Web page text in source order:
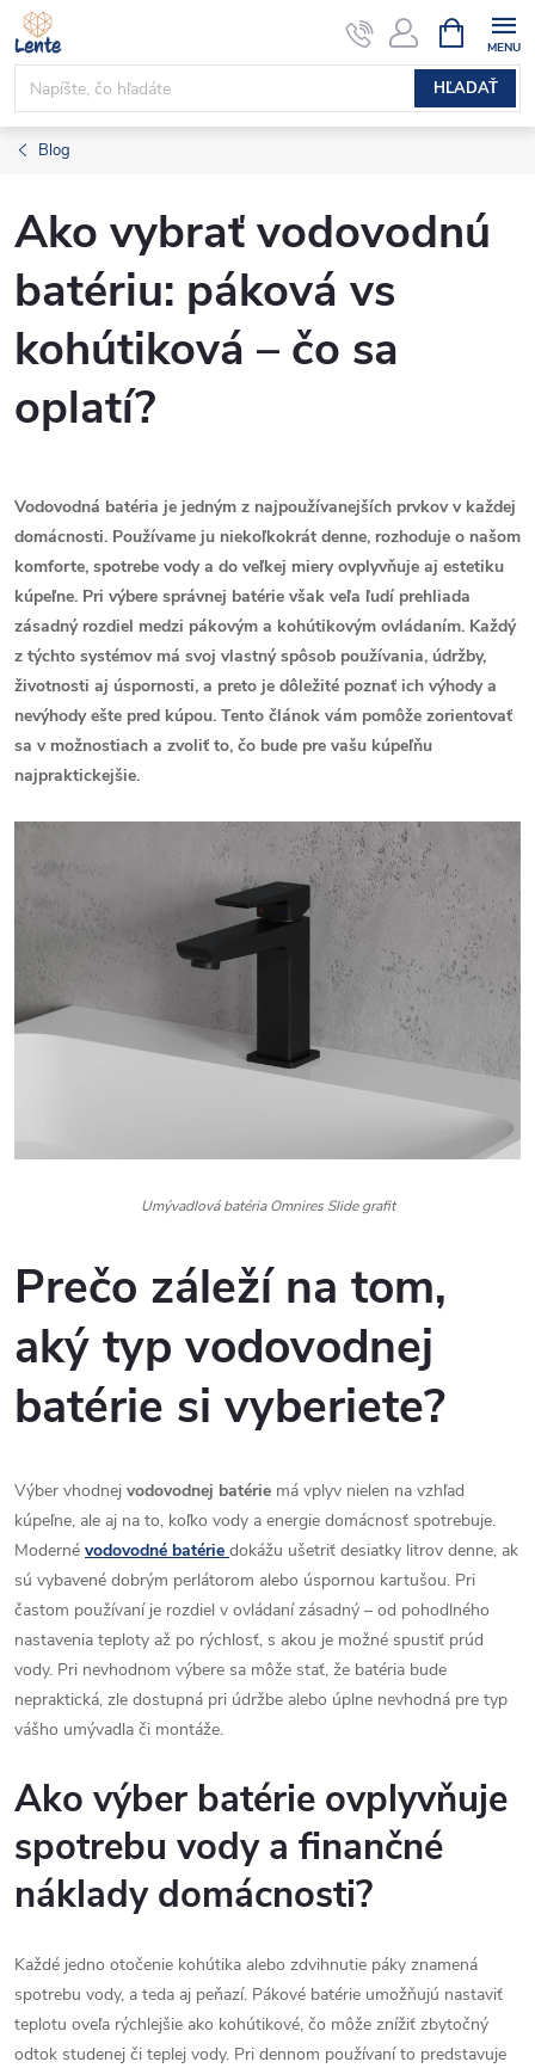
Prejsť
na
obsah
HĽADAŤ
KOŠÍK
Blog
Ako vybrať vodovodnú
batériu: páková vs
kohútiková – čo sa
oplatí?
Vodovodná batéria je jedným z najpoužívanejších prvkov v každej
domácnosti. Používame ju niekoľkokrát denne, rozhoduje o našom
komforte, spotrebe vody a do veľkej miery ovplyvňuje aj estetiku
kúpeľne. Pri výbere správnej batérie však veľa ľudí prehliada
zásadný rozdiel medzi pákovým a kohútikovým ovládaním. Každý
z týchto systémov má svoj vlastný spôsob používania, údržby,
životnosti aj úspornosti, a preto je dôležité poznať ich výhody a
nevýhody ešte pred kúpou. Tento článok vám pomôže zorientovať
sa v možnostiach a zvoliť to, čo bude pre vašu kúpeľňu
najpraktickejšie.
Umývadlová batéria Omnires Slide grafit
Prečo záleží na tom,
aký typ vodovodnej
batérie si vyberiete?
Výber vhodnej vodovodnej batérie má vplyv nielen na vzhľad
kúpeľne, ale aj na to, koľko vody a energie domácnosť spotrebuje.
Moderné vodovodné batérie dokážu ušetriť desiatky litrov denne, ak
sú vybavené dobrým perlátorom alebo úspornou kartušou. Pri
častom používaní je rozdiel v ovládaní zásadný – od pohodlného
nastavenia teploty až po rýchlosť, s akou je možné spustiť prúd
vody. Pri nevhodnom výbere sa môže stať, že batéria bude
nepraktická, zle dostupná pri údržbe alebo úplne nevhodná pre typ
vášho umývadla či montáže.
Ako výber batérie ovplyvňuje
spotrebu vody a finančné
náklady domácnosti?
Každé jedno otočenie kohútika alebo zdvihnutie páky znamená
spotrebu vody, a teda aj peňazí. Pákové batérie umožňujú nastaviť
teplotu oveľa rýchlejšie ako kohútikové, čo môže znížiť zbytočný
odtok studenej či teplej vody. Pri dennom používaní to predstavuje